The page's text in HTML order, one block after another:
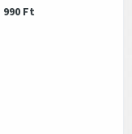
990 Ft